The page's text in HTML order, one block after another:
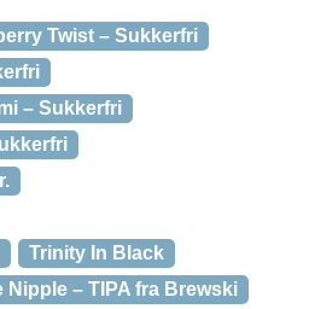
Twist – Sukkerfri
– Sukkerfri
Trinity In Black
Nipple – TIPA fra Brewski